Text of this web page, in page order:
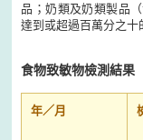
品；奶類及奶類製品
達到或超過百萬分之十
食物致敏物檢測結果
年／月